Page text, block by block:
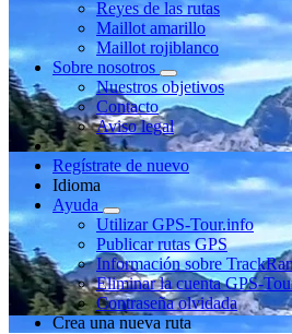
Reyes de las rutas
Maillot amarillo
Maillot rojiblanco
Sobre nosotros
Nuestros objetivos
Contacto
Aviso legal
Regístrate de nuevo
Idioma
Ayuda
Utilizar GPS-Tour.info
Publicar rutas GPS
Información sobre
Eliminar la cuenta GPS-
Contraseña olvidada
Crea una nueva ruta